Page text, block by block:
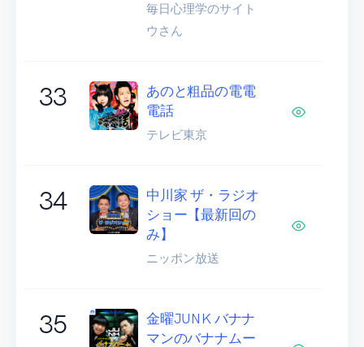
毎日心理学のサイト
ウさん
33
あのと粗品の電電
電話
テレビ東京
34
中川家 ザ・ラジオ
ショー【最新回の
み】
ニッポン放送
35
金曜JUNK バナナ
マンのバナナムー